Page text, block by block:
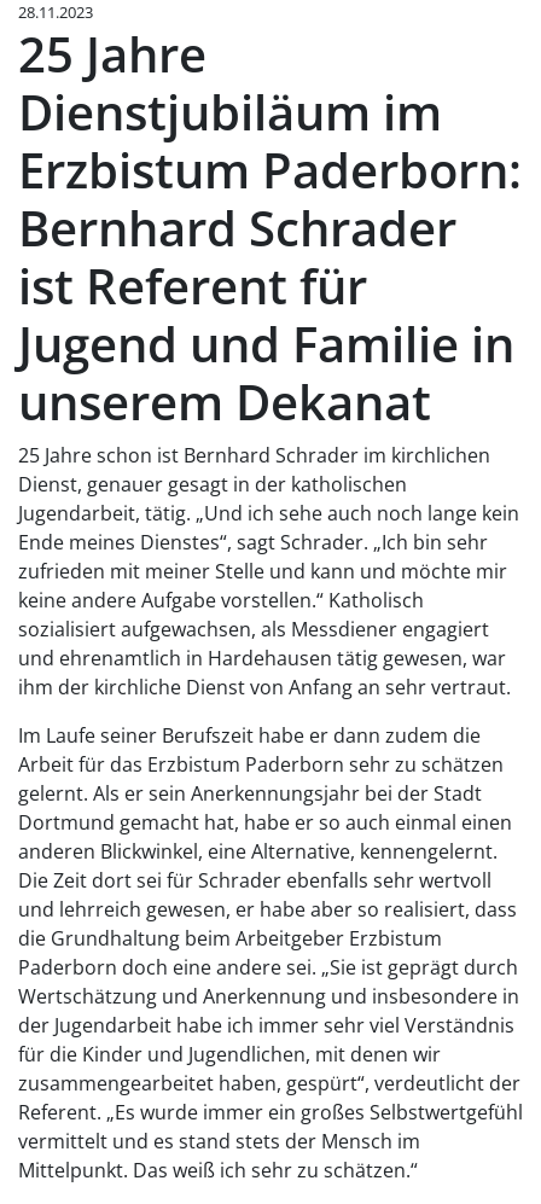
28.11.2023
25 Jahre
Dienstjubiläum im
Erzbistum Paderborn:
Bernhard Schrader
ist Referent für
Jugend und Familie in
unserem Dekanat
25 Jahre schon ist Bernhard Schrader im kirchlichen
Dienst, genauer gesagt in der katholischen
Jugendarbeit, tätig. „Und ich sehe auch noch lange kein
Ende meines Dienstes“, sagt Schrader. „Ich bin sehr
zufrieden mit meiner Stelle und kann und möchte mir
keine andere Aufgabe vorstellen.“ Katholisch
sozialisiert aufgewachsen, als Messdiener engagiert
und ehrenamtlich in Hardehausen tätig gewesen, war
ihm der kirchliche Dienst von Anfang an sehr vertraut.
Im Laufe seiner Berufszeit habe er dann zudem die
Arbeit für das Erzbistum Paderborn sehr zu schätzen
gelernt. Als er sein Anerkennungsjahr bei der Stadt
Dortmund gemacht hat, habe er so auch einmal einen
anderen Blickwinkel, eine Alternative, kennengelernt.
Die Zeit dort sei für Schrader ebenfalls sehr wertvoll
und lehrreich gewesen, er habe aber so realisiert, dass
die Grundhaltung beim Arbeitgeber Erzbistum
Paderborn doch eine andere sei. „Sie ist geprägt durch
Wertschätzung und Anerkennung und insbesondere in
der Jugendarbeit habe ich immer sehr viel Verständnis
für die Kinder und Jugendlichen, mit denen wir
zusammengearbeitet haben, gespürt“, verdeutlicht der
Referent. „Es wurde immer ein großes Selbstwertgefühl
vermittelt und es stand stets der Mensch im
Mittelpunkt. Das weiß ich sehr zu schätzen.“